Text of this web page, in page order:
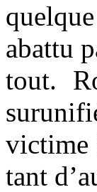
abattu
tout.
victime
tant